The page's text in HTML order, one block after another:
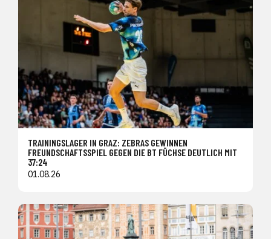
TRAININGSLAGER IN GRAZ: ZEBRAS GEWINNEN
FREUNDSCHAFTSSPIEL GEGEN DIE BT FÜCHSE DEUTLICH MIT
37:24
01.08.26